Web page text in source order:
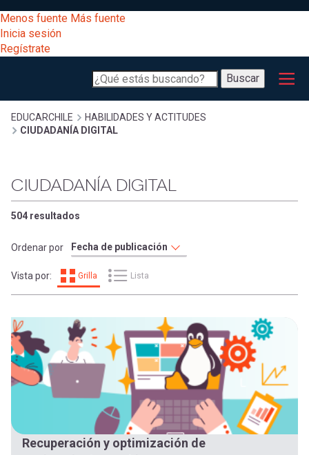
al
contenido
principal
[Educarchile
Escritorio]
entrar
a
mi
cuenta
Menos fuente Más fuente
Inicia sesión
Regístrate
Buscar
Buscar
Menú
principal
Desarrollo
Expand
Gestión
Comunidad
Expand
Exploración
[Educarchile
Mobile]
Menú
entrar
sesión
Regístrate
Sobrescribir
enlaces
de
ayuda
a
la
navegación
EDUCARCHILE
HABILIDADES Y ACTITUDES
CIUDADANÍA DIGITAL
CIUDADANÍA DIGITAL
504 resultados
Ordenar por
Vista por: Grilla Lista
Recuperación y optimización de
registrarte.